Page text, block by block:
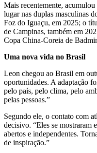
Mais recentemente,
lugar nas duplas masculinas
Foz do Iguaçu, em 2025; o
de Campinas, também em
Copa China-Coreia de
Uma nova vida no Brasil
Leon chegou ao Brasil em
oportunidades. A adaptação
pelo país, pelo clima, pelo
pelas pessoas.”
Segundo ele, o contato com
decisivo. “Eles se mostraram
abertos e independentes.
de inspiração.”